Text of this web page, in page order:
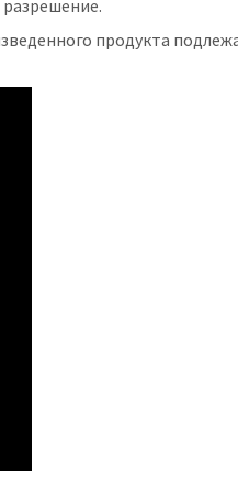
продукта